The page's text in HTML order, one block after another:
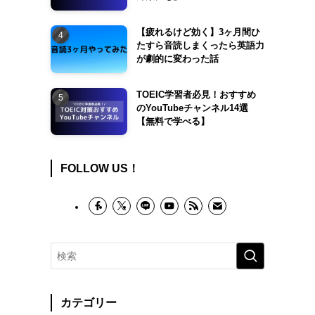
【疲れるけど効く】3ヶ月間ひ
たすら音読しまくったら英語力
が劇的に変わった話
TOEIC学習者必見！おすすめ
のYouTubeチャンネル14選
【無料で学べる】
FOLLOW US！
カテゴリー